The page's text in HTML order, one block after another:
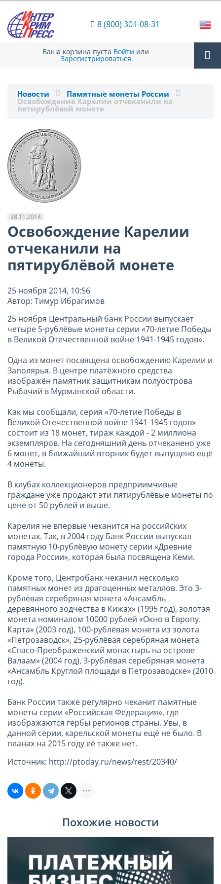
8 (800) 301-08-31
Ваша корзина пуста Войти или
Зарегистрироваться
Новости Памятные монеты России
Освобождение Карелии отчеканили на
пятирублёвой монете
28.11.2014
Освобождение Карелии
отчеканили на
пятирублёвой монете
25 ноября 2014, 10:56
Автор: Тимур Ибрагимов
25 ноября Центральный банк России выпускает
четыре 5-рублёвые монеты серии «70-летие Победы
в Великой Отечественной войне 1941-1945 годов».
Одна из монет посвящена освобождению Карелии и
Заполярья. В центре платёжного средства
изображён памятник защитникам полуострова
Рыбачий в Мурманской области.
Как мы сообщали, серия «70-летие Победы в
Великой Отечественной войне 1941-1945 годов»
состоит из 18 монет, тираж каждой - 2 миллиона
экземпляров. На сегодняшний день отчеканено уже
6 монет, в ближайший вторник будет выпущено ещё
4 монеты.
В клубах коллекционеров предприимчивые
граждане уже продают эти пятирублёвые монеты по
цене от 50 рублей и выше.
Карелия не впервые чеканится на российских
монетах. Так, в 2004 году Банк России выпускал
памятную 10-рублёвую монету серии «Древние
города России», которая была посвящена Кеми.
Кроме того, Центробанк чеканил несколько
памятных монет из драгоценных металлов. Это 3-
рублёвая серебряная монета «Ансамбль
деревянного зодчества в Кижах» (1995 год), золотая
монета номиналом 10000 рублей «Окно в Европу.
Карта» (2003 год), 100-рублёвая монета из золота
«Петрозаводск», 25-рублёвая серебряная монета
«Спасо-Преображенский монастырь на острове
Валаам» (2004 год), 3-рублёвая серебряная монета
«Ансамбль Круглой площади в Петрозаводске» (2010
год).
Банк России также регулярно чеканит памятные
монеты серии «Российская Федерация», где
изображаются гербы регионов страны. Увы, в
данной серии, карельской монеты ещё не было. В
планах на 2015 году её также нет.
Источник: http://ptoday.ru/news/rest/20340/
Похожие новости